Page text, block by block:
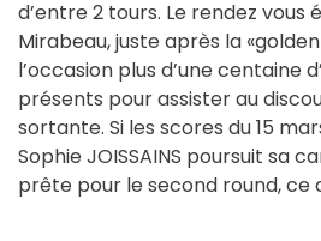
d’entre 2 tours. Le rendez vous
Mirabeau, juste après la
l’occasion plus d’une centaine
présents pour assister au
sortante. Si les scores du 15
Sophie JOISSAINS poursuit sa
prête pour le second round, ce